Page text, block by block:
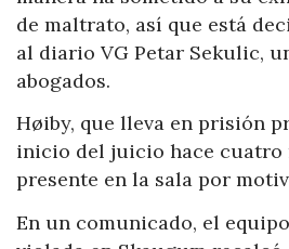
de maltrato, así que está
al diario VG Petar Sekulic,
abogados.
Høiby, que lleva en prisión
inicio del juicio hace cuatro
presente en la sala por
En un comunicado, el